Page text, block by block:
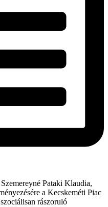
Pataki Klaudia,
a Kecskeméti Piac
rászoruló